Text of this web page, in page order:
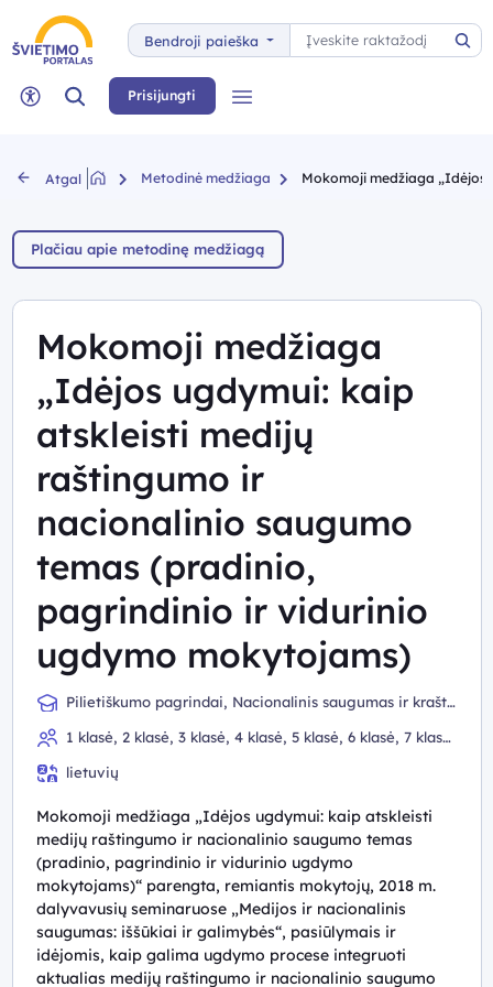
Bendroji paieška
Paieška
Neįgaliųjų rėžimas
Paieška Prisijungti
Atgal Metodinė medžiaga Mokomoji medžiaga „Idėjos
Plačiau apie metodinę medžiagą
Mokomoji medžiaga
„Idėjos ugdymui: kaip
atskleisti medijų
raštingumo ir
nacionalinio saugumo
temas (pradinio,
pagrindinio ir vidurinio
ugdymo mokytojams)
Pilietiškumo pagrindai, Nacionalinis saugumas ir krašto
1 klasė, 2 klasė, 3 klasė, 4 klasė, 5 klasė, 6 klasė, 7 klasė,
gimnazijos klasė
lietuvių
Mokomoji medžiaga „Idėjos ugdymui: kaip atskleisti
medijų raštingumo ir nacionalinio saugumo temas
(pradinio, pagrindinio ir vidurinio ugdymo
mokytojams)“ parengta, remiantis mokytojų, 2018 m.
dalyvavusių seminaruose „Medijos ir nacionalinis
saugumas: iššūkiai ir galimybės“, pasiūlymais ir
idėjomis, kaip galima ugdymo procese integruoti
aktualias medijų raštingumo ir nacionalinio saugumo